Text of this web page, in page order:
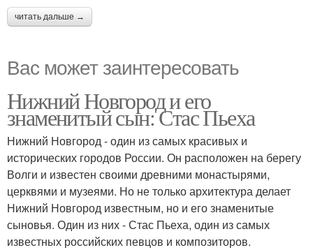
читать дальше →
Вас может заинтересовать
Нижний Новгород и его
знаменитый сын: Стас Пьеха
Нижний Новгород - один из самых красивых и
исторических городов России. Он расположен на берегу
Волги и известен своими древними монастырями,
церквями и музеями. Но не только архитектура делает
Нижний Новгород известным, но и его знаменитые
сыновья. Один из них - Стас Пьеха, один из самых
известных российских певцов и композиторов.